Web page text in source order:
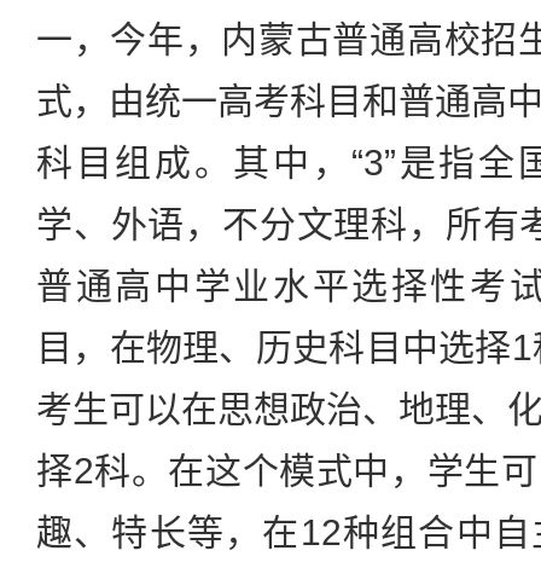
一，今年，内蒙古普通高校招
式，由统一高考科目和普通高
科目组成。其中，“3”是指全
学、外语，不分文理科，所有
普通高中学业水平选择性考
目，在物理、历史科目中选择
考生可以在思想政治、地理、
择2科。在这个模式中，学生
趣、特长等，在12种组合中